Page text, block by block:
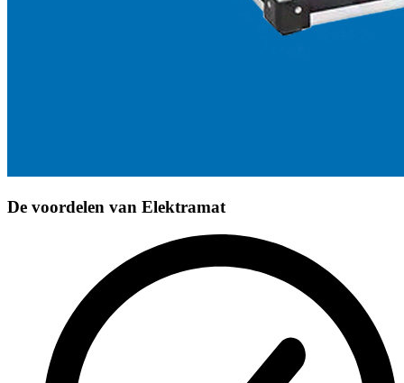
De voordelen van Elektramat